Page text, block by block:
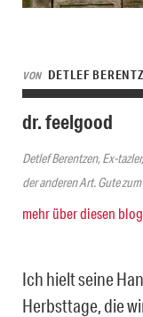
VON DETLEF
dr. feelgood
Detlef Berentzen, Ex-
der anderen Art. Gute
mehr über diesen blog
Ich hielt seine
Herbsttage, die